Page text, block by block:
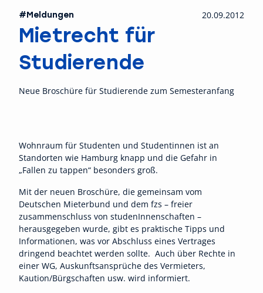
#Meldungen 20.09.2012
Mietrecht für
Studierende
Neue Broschüre für Studierende zum Semesteranfang
Wohnraum für Studenten und Studentinnen ist an
Standorten wie Hamburg knapp und die Gefahr in
„Fallen zu tappen“ besonders groß.
Mit der neuen Broschüre, die gemeinsam vom
Deutschen Mieterbund und dem fzs – freier
zusammenschluss von studenInnenschaften –
herausgegeben wurde, gibt es praktische Tipps und
Informationen, was vor Abschluss eines Vertrages
dringend beachtet werden sollte. Auch über Rechte in
einer WG, Auskunftsansprüche des Vermieters,
Kaution/Bürgschaften usw. wird informiert.